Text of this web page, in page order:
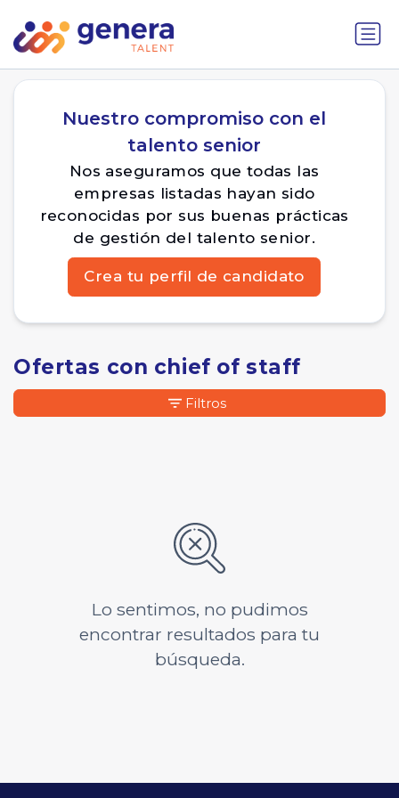
Nuestro compromiso con el
talento senior
Nos aseguramos que todas las
empresas listadas hayan sido
reconocidas por sus buenas prácticas
de gestión del talento senior.
Crea tu perfil de candidato
Ofertas con chief of staff
Lo sentimos, no pudimos
encontrar resultados para tu
búsqueda.
Filtros